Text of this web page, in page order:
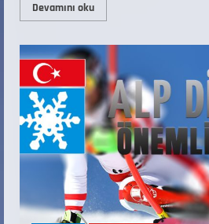
Devamını oku